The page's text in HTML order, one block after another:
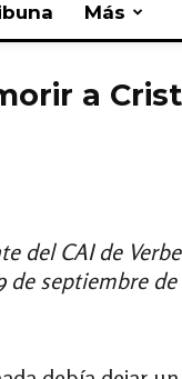
Más
a
del CAI de
de septiembre de